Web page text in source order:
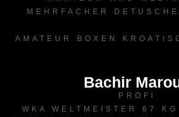
MEHRFACHER
AMATEUR BOXEN
Bachir
PROFI
WKA WELTMEISTER 67